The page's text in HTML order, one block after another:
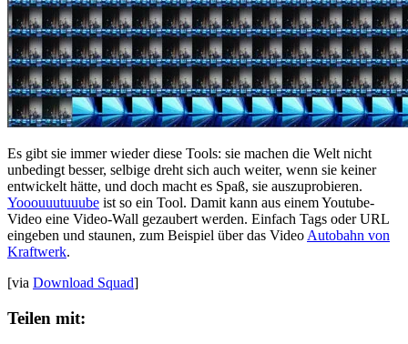
Es gibt sie immer wieder diese Tools: sie machen die Welt nicht
unbedingt besser, selbige dreht sich auch weiter, wenn sie keiner
entwickelt hätte, und doch macht es Spaß, sie auszuprobieren.
Yooouuutuuube ist so ein Tool. Damit kann aus einem Youtube-
Video eine Video-Wall gezaubert werden. Einfach Tags oder URL
eingeben und staunen, zum Beispiel über das Video Autobahn von
Kraftwerk.
[via Download Squad]
Teilen mit: